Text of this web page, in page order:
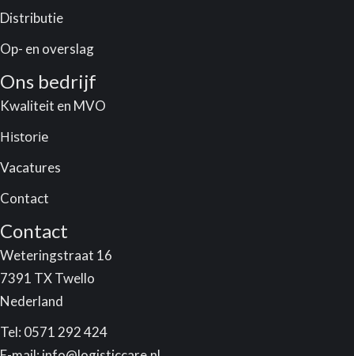
Distributie
Op- en overslag
Ons bedrijf
Kwaliteit en MVO
Historie
Vacatures
Contact
Contact
Weteringstraat 16
7391 TX Twello
Nederland
Tel: 0571 292 424